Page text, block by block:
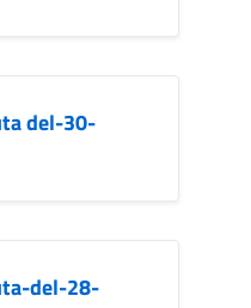
del-30-
del-28-